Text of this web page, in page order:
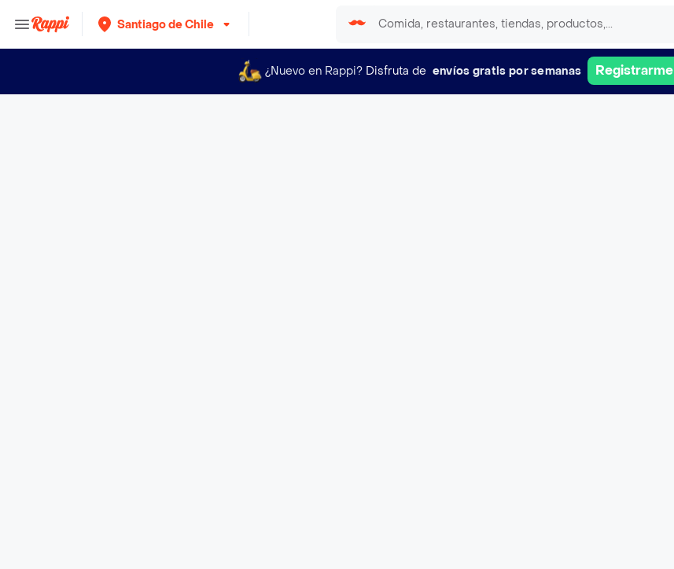
Santiago de Chile
¿Nuevo en Rappi? Disfruta de envíos gratis por semanas Registrarme